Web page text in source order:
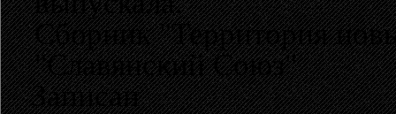
Сборник "Территория
"Славянский Союз"
Записан